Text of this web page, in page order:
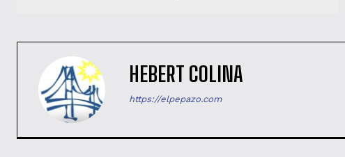
HEBERT COLINA
https://elpepazo.com